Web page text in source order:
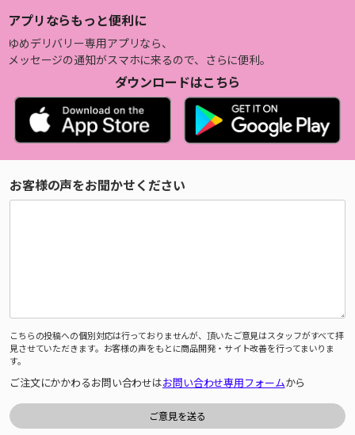
アプリならもっと便利に
ゆめデリバリー専用アプリなら、
メッセージの通知がスマホに来るので、さらに便利。
ダウンロードはこちら
お客様の声をお聞かせください
こちらの投稿への個別対応は行っておりませんが、頂いたご意見はスタッフがすべて拝
見させていただきます。お客様の声をもとに商品開発・サイト改善を行ってまいりま
す。
ご注文にかかわるお問い合わせはお問い合わせ専用フォームから